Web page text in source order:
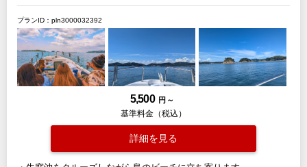
プランID：pln3000032392
5,500 円 ～
基準料金（税込）
詳細を見る